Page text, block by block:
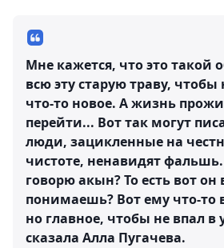
Мне кажется, что это такой
всю эту старую траву,
что-то новое. А жизнь
перейти... Вот так могут
люди, зацикленные на
чистоте, ненавидят
говорю акын? То есть вот
понимаешь? Вот ему что-то
но главное, чтобы не впал в
сказала Алла Пугачева.